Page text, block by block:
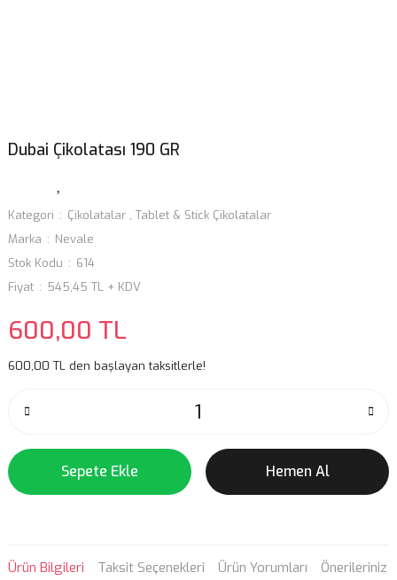
Dubai Çikolatası 190 GR
Kategori Çikolatalar , Tablet & Stick Çikolatalar
Marka
Nevale
Stok Kodu
614
Fiyat
545,45 TL + KDV
600,00 TL
600,00 TL den başlayan taksitlerle!
Sepete Ekle Hemen Al
Ürün Bilgileri Taksit Seçenekleri Ürün Yorumları Önerileriniz